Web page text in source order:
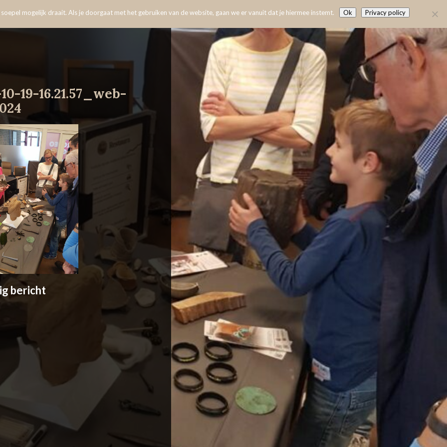
19-16.21.57_web-
bericht
mogelijk draait. Als je doorgaat met het gebruiken van de website, gaan we er vanuit dat je hiermee instemt. Ok Privacy policy